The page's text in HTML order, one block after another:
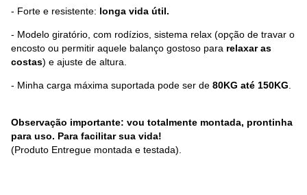
- Forte e resistente: longa vida útil.
- Modelo giratório, com rodízios, sistema relax (opção de travar o
encosto ou permitir aquele balanço gostoso para relaxar as
costas) e ajuste de altura.
- Minha carga máxima suportada pode ser de 80KG até 150KG
Observação importante: vou totalmente montada, prontinha
para uso. Para facilitar sua vida!
(Produto Entregue montada e testada).